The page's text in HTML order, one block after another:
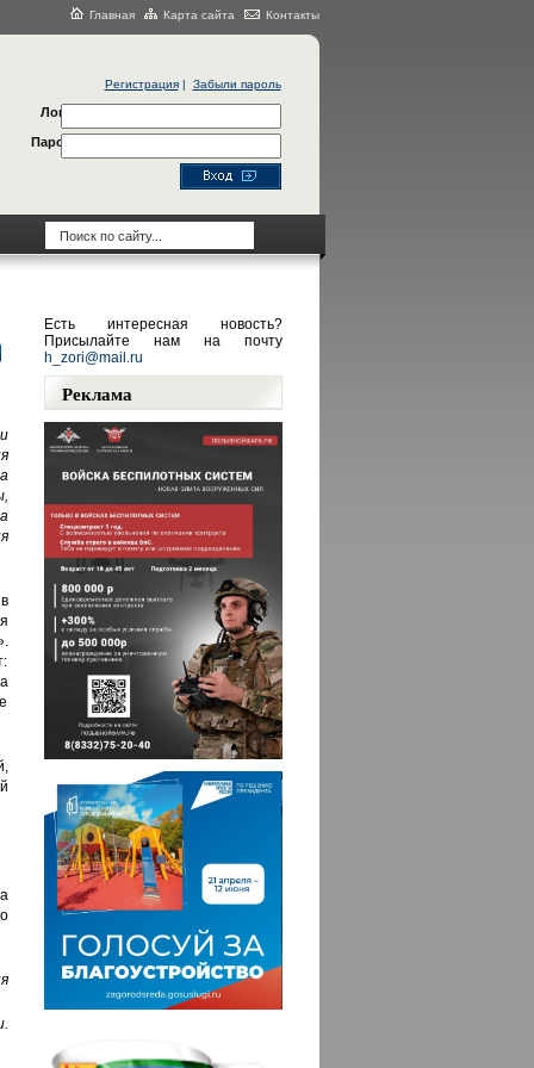
Главная Карта сайта Контакты
Регистрация| Забыли пароль
Логин
Пароль
Есть интересная новость?
Присылайте нам на почту
h_zori@mail.ru
Реклама